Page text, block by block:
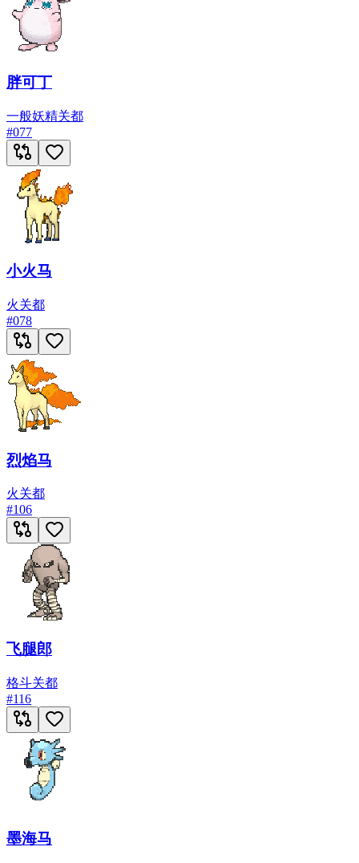
胖可丁
一般妖精关都
#077
小火马
火关都
#078
烈焰马
火关都
#106
飞腿郎
格斗关都
#116
墨海马